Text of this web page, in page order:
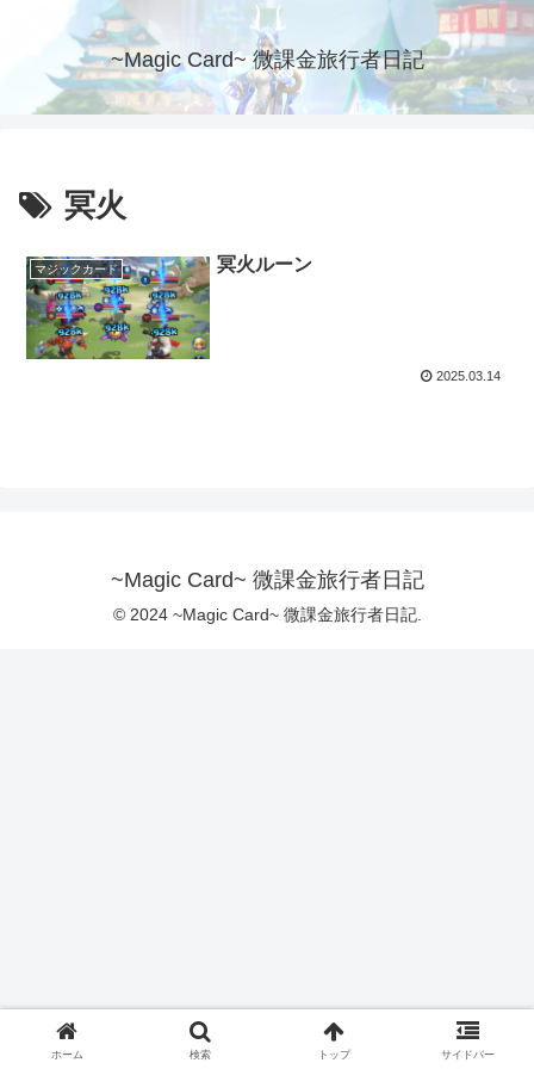
~Magic Card~ 微課金旅行者日記
冥火
マジックカード 冥火ルーン
2025.03.14
~Magic Card~ 微課金旅行者日記
© 2024 ~Magic Card~ 微課金旅行者日記.
ホーム 検索 トップ サイドバー